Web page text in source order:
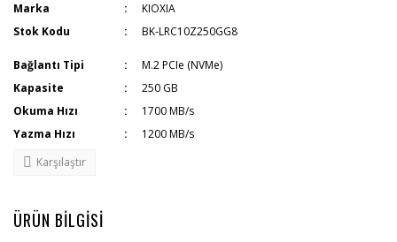
Marka
KIOXIA
Stok Kodu
BK-LRC10Z250GG8
Bağlantı Tipi
M.2 PCIe (NVMe)
Kapasite
250 GB
Okuma Hızı
1700 MB/s
Yazma Hızı
1200 MB/s
Karşılaştır
ÜRÜN BİLGİSİ